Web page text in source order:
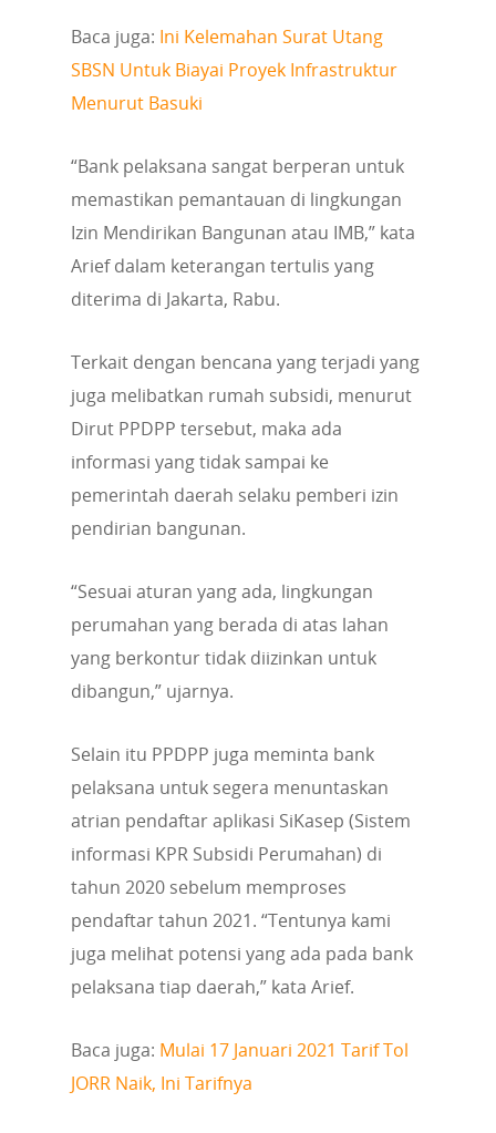
Baca juga: Ini Kelemahan Surat Utang
SBSN Untuk Biayai Proyek Infrastruktur
Menurut Basuki
“Bank pelaksana sangat berperan untuk
memastikan pemantauan di lingkungan
Izin Mendirikan Bangunan atau IMB,” kata
Arief dalam keterangan tertulis yang
diterima di Jakarta, Rabu.
Terkait dengan bencana yang terjadi yang
juga melibatkan rumah subsidi, menurut
Dirut PPDPP tersebut, maka ada
informasi yang tidak sampai ke
pemerintah daerah selaku pemberi izin
pendirian bangunan.
“Sesuai aturan yang ada, lingkungan
perumahan yang berada di atas lahan
yang berkontur tidak diizinkan untuk
dibangun,” ujarnya.
Selain itu PPDPP juga meminta bank
pelaksana untuk segera menuntaskan
atrian pendaftar aplikasi SiKasep (Sistem
informasi KPR Subsidi Perumahan) di
tahun 2020 sebelum memproses
pendaftar tahun 2021. “Tentunya kami
juga melihat potensi yang ada pada bank
pelaksana tiap daerah,” kata Arief.
Baca juga: Mulai 17 Januari 2021 Tarif Tol
JORR Naik, Ini Tarifnya